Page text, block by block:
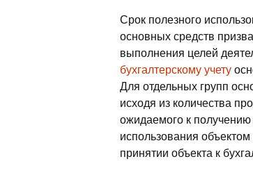
Срок полезного
основных средств
выполнения целей
бухгалтерскому учету
Для отдельных групп
исходя из количества
ожидаемого к получению
использования
принятии объекта к